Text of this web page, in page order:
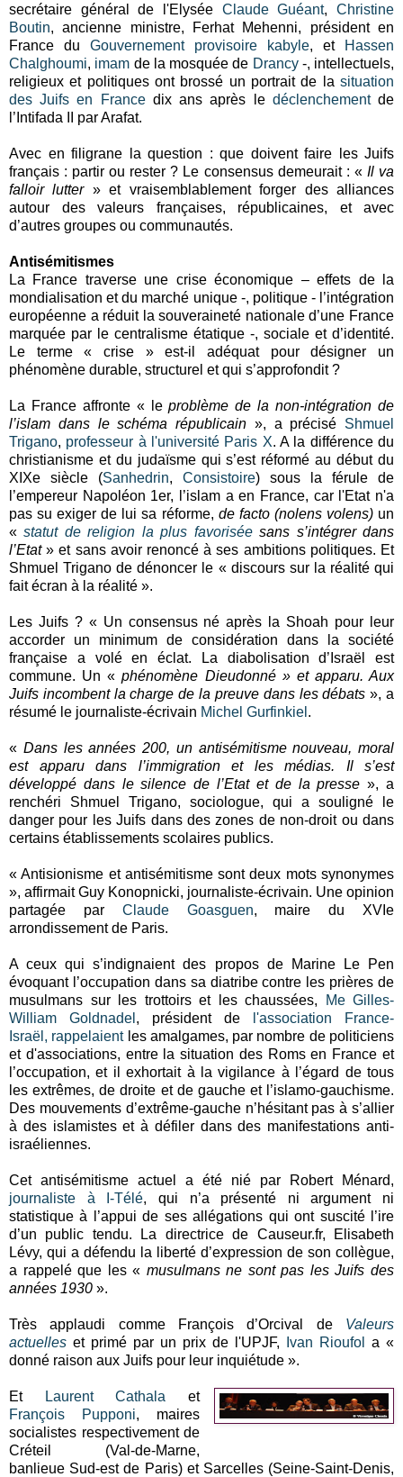
secrétaire général de l'Elysée Claude Guéant,Christine
Boutin, ancienne ministre, Ferhat Mehenni, président en
France du Gouvernement provisoire kabyle, et
Hassen
Chalghoumi, imam de la mosquée de Drancy-, intellectuels,
religieux et politiques ont brossé un portrait de la situation
des Juifs en Francedix ans après le déclenchementde
l’Intifada II par Arafat.
Avec en filigrane la question : que doivent faire les Juifs
français : partir ou rester ? Le consensus demeurait : « Il va
falloir lutter» et vraisemblablement forger des alliances
autour des valeurs françaises, républicaines, et avec
d’autres groupes ou communautés.
Antisémitismes
La France traverse une crise économique – effets de la
mondialisation et du marché unique -, politique - l’intégration
européenne a réduit la souveraineté nationale d’une France
marquée par le centralisme étatique -, sociale et d’identité.
Le terme « crise » est-il adéquat pour désigner un
phénomène durable, structurel et qui s’approfondit ?
La France affronte « leproblème de la non-intégration de
l’islam dans le schéma républicain », a précisé Shmuel
Trigano, professeur à l'université Paris X. A la différence du
christianisme et du judaïsme qui s’est réformé au début du
XIXe siècle (Sanhedrin, Consistoire) sous la férule de
l’empereur Napoléon 1er, l’islam a en France, car l'Etat n'a
pas su exiger de lui sa réforme, de facto (nolens volens)un
«statut de religion la plus favoriséesans s’intégrer dans
l’Etat» et sans avoir renoncé à ses ambitions politiques. Et
Shmuel Trigano de dénoncer le « discours sur la réalité qui
fait écran à la réalité ».
Les Juifs ? « Un consensus né après la Shoah pour leur
accorder un minimum de considération dans la société
française a volé en éclat. La diabolisation d’Israël est
commune. Un «phénomène Dieudonné » et apparu. Aux
Juifs incombent la charge de la preuve dans les débats », a
résumé le journaliste-écrivain Michel Gurfinkiel .
« Dans les années 200, un antisémitisme nouveau, moral
est apparu dans l’immigration et les médias. Il s’est
développé dans le silence de l’Etat et de la presse », a
renchéri Shmuel Trigano, sociologue, qui a souligné le
danger pour les Juifs dans des zones de non-droit ou dans
certains établissements scolaires publics.
« Antisionisme et antisémitisme sont deux mots synonymes
», affirmait Guy Konopnicki, journaliste-écrivain. Une opinion
partagée par Claude Goasguen, maire du XVIe
arrondissement de Paris.
A ceux qui s’indignaient des propos de Marine Le Pen
évoquant l’occupation dans sa diatribe contre les prières de
musulmans sur les trottoirs et les chaussées,
Me Gilles-
William Goldnadel , président de
l'association France-
Israël, rappelaientles amalgames, par nombre de politiciens
et d'associations, entre la situation des Roms en France et
l’occupation, et il exhortait à la vigilance à l’égard de tous
les extrêmes, de droite et de gauche et l’islamo-gauchisme.
Des mouvements d’extrême-gauche n’hésitant pas à s’allier
à des islamistes et à défiler dans des manifestations anti-
israéliennes.
Cet antisémitisme actuel a été nié par Robert Ménard,
journaliste à I-Télé, qui n’a présenté ni argument ni
statistique à l’appui de ses allégations qui ont suscité l’ire
d’un public tendu. La directrice de Causeur.fr, Elisabeth
Lévy, qui a défendu la liberté d’expression de son collègue,
a rappelé que les « musulmans ne sont pas les Juifs des
années 1930 ».
Très applaudi comme François d’Orcival de Valeurs
actuelles et primé par un prix de l'UPJF, Ivan Rioufol
a «
donné raison aux Juifs pour leur inquiétude ».
Et Laurent Cathala et
François Pupponi, maires
socialistes respectivement de
Créteil (Val-de-Marne,
banlieue Sud-est de Paris) et Sarcelles (Seine-Saint-Denis,